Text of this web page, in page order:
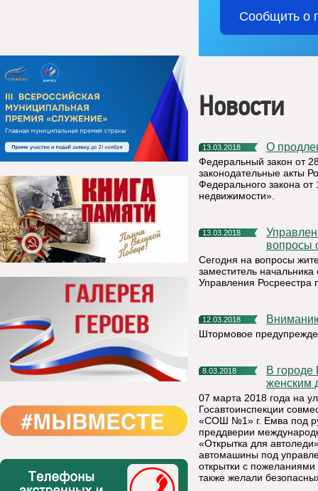
Сообщить о
Новости
13.03.2018 О
Федеральный закон от
законодательные акты
Федерального закона
недвижимости».
13.03.2018
Управление Росреестра по Республике Коми: актуальные
вопросы
Сегодня на вопросы
заместитель
Управления Росреестра
12.03.2018
Штормовое
8.03.2018
В городе Емва автоледи поздравили с Международным
женским
07 марта 2018 года на
Госавтоинспекции
«СОШ №1» г. Емва под
преддверии
«Открытка для
автомашины под
открытки с
также желали